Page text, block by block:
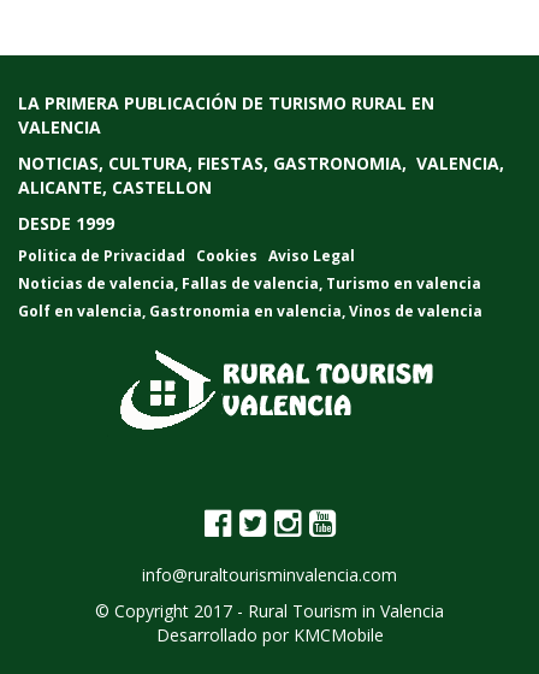
LA PRIMERA PUBLICACIÓN DE TURISMO RURAL EN
VALENCIA
NOTICIAS, CULTURA, FIESTAS, GASTRONOMIA, VALENCIA,
ALICANTE, CASTELLON
DESDE 1999
Politica de Privacidad Cookies Aviso Legal
Noticias de valencia, Fallas de valencia, Turismo en valencia
Golf en valencia, Gastronomia en valencia,Vinos de valencia
info@ruraltourisminvalencia.com
© Copyright 2017 - Rural Tourism in Valencia
Desarrollado por KMCMobile